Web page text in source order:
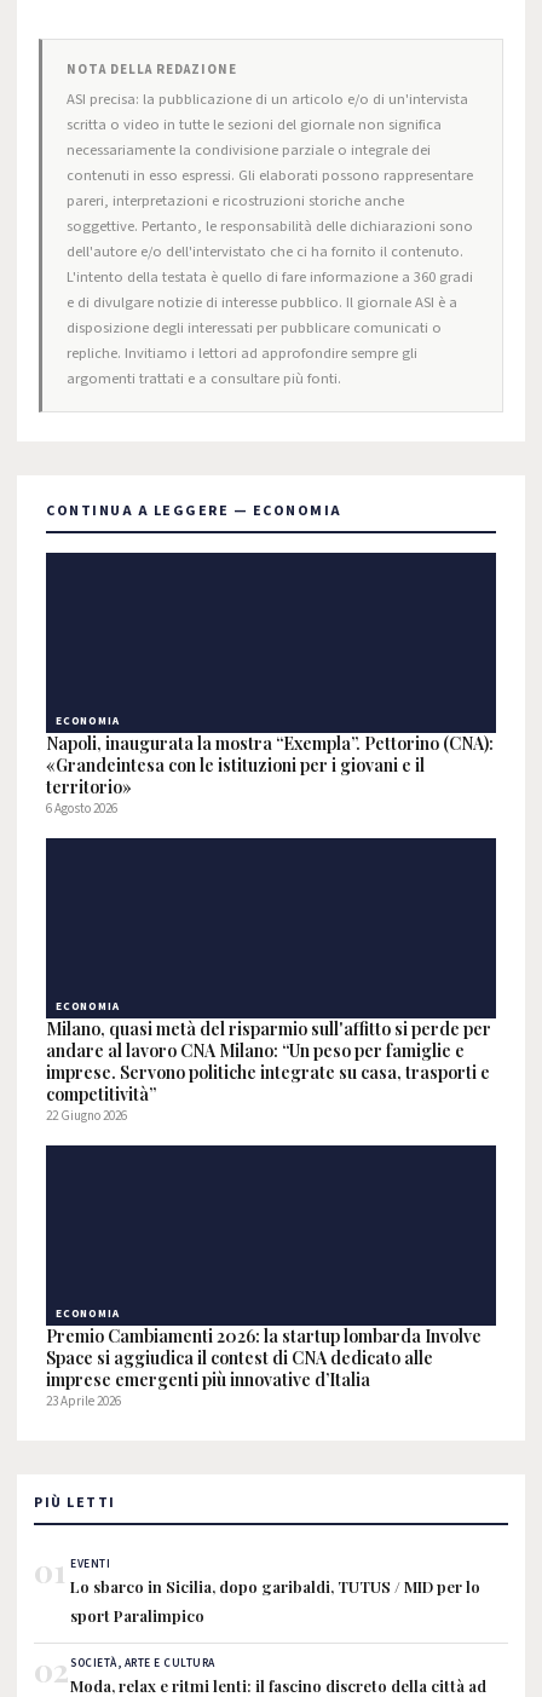
NOTA DELLA REDAZIONE
ASI precisa: la pubblicazione di un articolo e/o di un'intervista
scritta o video in tutte le sezioni del giornale non significa
necessariamente la condivisione parziale o integrale dei
contenuti in esso espressi. Gli elaborati possono rappresentare
pareri, interpretazioni e ricostruzioni storiche anche
soggettive. Pertanto, le responsabilità delle dichiarazioni sono
dell'autore e/o dell'intervistato che ci ha fornito il contenuto.
L'intento della testata è quello di fare informazione a 360 gradi
e di divulgare notizie di interesse pubblico. Il giornale ASI è a
disposizione degli interessati per pubblicare comunicati o
repliche. Invitiamo i lettori ad approfondire sempre gli
argomenti trattati e a consultare più fonti.
CONTINUA A LEGGERE — ECONOMIA
ECONOMIA
Napoli, inaugurata la mostra “Exempla”. Pettorino (CNA):
«Grandeintesa con le istituzioni per i giovani e il
territorio»
6 Agosto 2026
ECONOMIA
Milano, quasi metà del risparmio sull'affitto si perde per
andare al lavoro CNA Milano: “Un peso per famiglie e
imprese. Servono politiche integrate su casa, trasporti e
competitività”
22 Giugno 2026
ECONOMIA
Premio Cambiamenti 2026: la startup lombarda Involve
Space si aggiudica il contest di CNA dedicato alle
imprese emergenti più innovative d’Italia
23 Aprile 2026
PIÙ LETTI
01 EVENTI
Lo sbarco in Sicilia, dopo garibaldi, TUTUS / MID per lo
sport Paralimpico
02SOCIETÀ, ARTE E CULTURA
Moda, relax e ritmi lenti: il fascino discreto della città ad